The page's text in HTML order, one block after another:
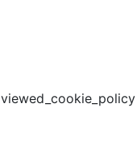
viewed_cookie_policy